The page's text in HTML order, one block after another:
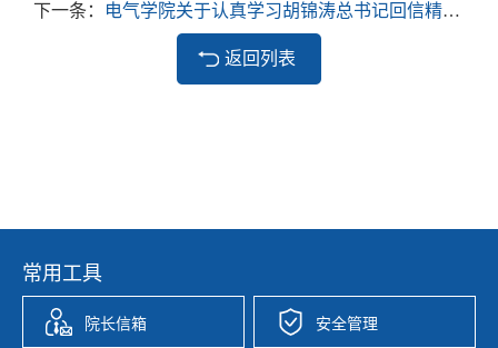
下一条： 电气学院关于认真学习胡锦涛总书记回信精神的通知
返回列表
常用工具
院长信箱 安全管理